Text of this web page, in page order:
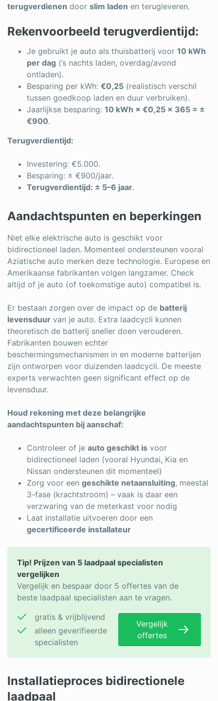
terugverdienen door slim laden en terugleveren.
Rekenvoorbeeld terugverdientijd:
Je gebruikt je auto als thuisbatterij voor 10 kWh
per dag (’s nachts laden, overdag/avond
ontladen).
Besparing per kWh: €0,25 (realistisch verschil
tussen goedkoop laden en duur verbruiken).
Jaarlijkse besparing: 10 kWh × €0,25 × 365 = ±
€900.
Terugverdientijd:
Investering: €5.000.
Besparing: ± €900/jaar.
Terugverdientijd: ± 5–6 jaar.
Aandachtspunten en beperkingen
Niet elke elektrische auto is geschikt voor
bidirectioneel laden. Momenteel ondersteunen vooral
Aziatische auto merken deze technologie. Europese en
Amerikaanse fabrikanten volgen langzamer. Check
altijd of je auto (of toekomstige auto) compatibel is.
Er bestaan zorgen over de impact op de batterij
levensduur van je auto. Extra laadcycli kunnen
theoretisch de batterij sneller doen verouderen.
Fabrikanten bouwen echter
beschermingsmechanismen in en moderne batterijen
zijn ontworpen voor duizenden laadcycli. De meeste
experts verwachten geen significant effect op de
levensduur.
Houd rekening met deze belangrijke
aandachtspunten bij aanschaf:
Controleer of je auto geschikt is voor
bidirectioneel laden (vooral Hyundai, Kia en
Nissan ondersteunen dit momenteel)
Zorg voor een geschikte netaansluiting, meestal
3-fase (krachtstroom) – vaak is daar een
verzwaring van de meterkast voor nodig
Laat installatie uitvoeren door een
gecertificeerde installateur
Tip! Prijzen van 5 laadpaal specialisten
vergelijken
Vergelijk en bespaar door 5 offertes van de
beste laadpaal specialisten aan te vragen.
gratis & vrijblijvend
alleen geverifieerde
specialisten
Vergelijk
offertes
Installatieproces bidirectionele
laadpaal